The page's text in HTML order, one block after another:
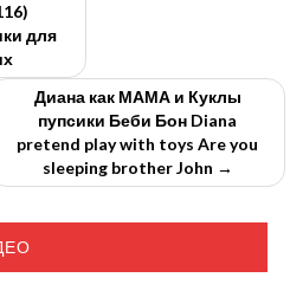
для
Диана как МАМА и Куклы
пупсики Беби Бон Diana
pretend play with toys Are you
sleeping brother John →